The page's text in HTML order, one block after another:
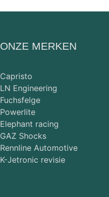
ONZE MERKEN
Capristo
LN Engineering
Fuchsfelge
Powerlite
Elephant racing
GAZ Shocks
Rennline Automotive
K-Jetronic revisie